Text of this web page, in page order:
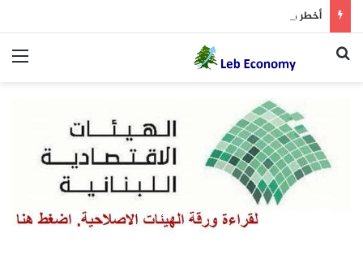
أخطر ما دار داخل غرفة المفاوضات
بحث عن